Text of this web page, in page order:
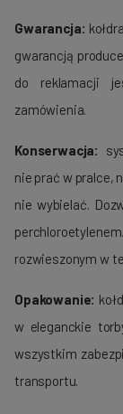
Gwarancja:
gwarancją
do reklamacji
zamówienia.
Konserwacja:
nie prać w pralce,
nie wybielać.
rozwieszonym w
Opakowanie:
w eleganckie
wszystkim
transportu.